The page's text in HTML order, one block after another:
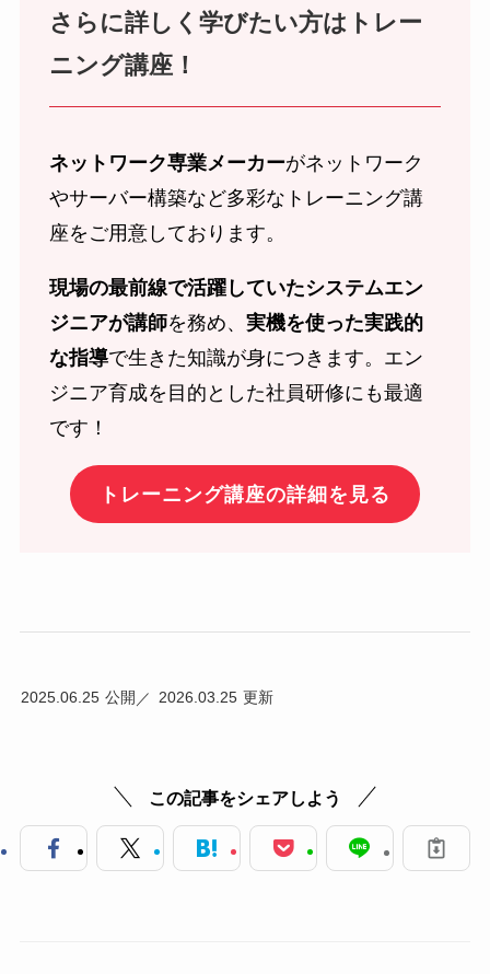
さらに詳しく学びたい方は トレー
ニング講座！
ネットワーク専業メーカーがネットワーク
やサーバー構築など多彩なトレーニング講
座をご用意しております。
現場の最前線で活躍していたシステムエン
ジニアが講師を務め、 実機を使った実践的
な指導で生きた知識が身につきます。エン
ジニア育成を目的とした社員研修にも最適
です！
トレーニング講座の詳細を見る
2025.06.25 2026.03.25
この記事をシェアしよう